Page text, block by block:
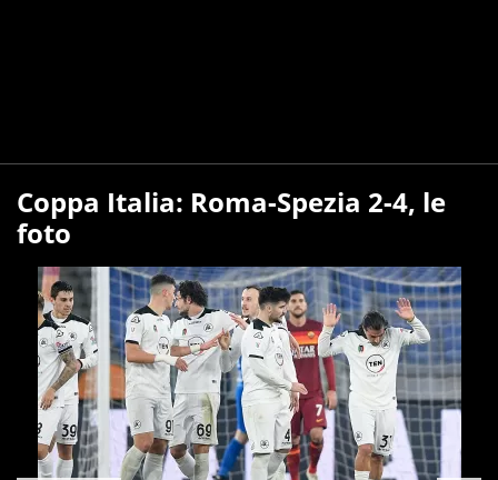
Coppa Italia: Roma-Spezia 2-4, le
foto